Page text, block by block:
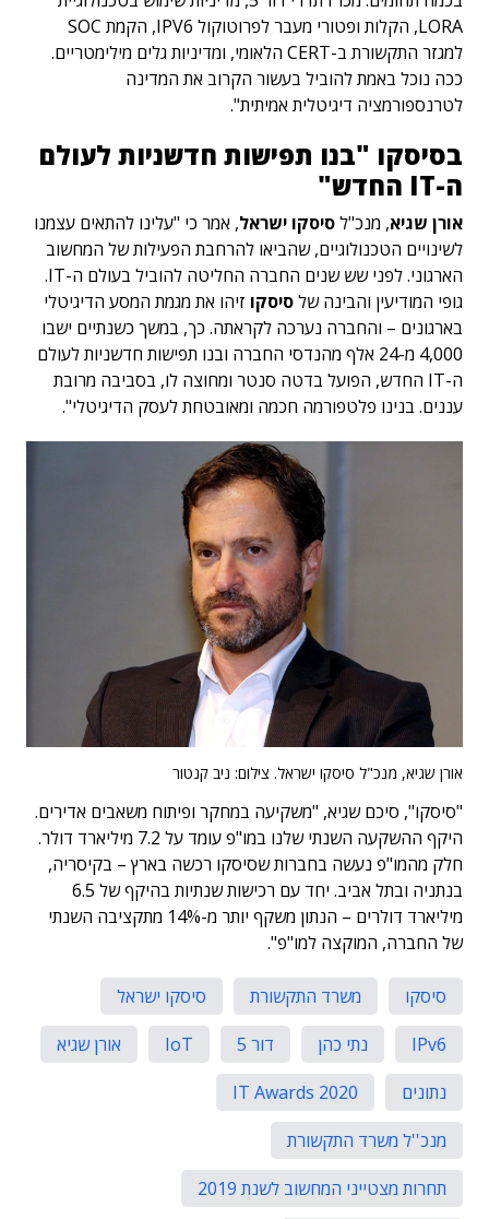
LORA, הקלות ופטורי מעבר לפרוטוקול IPV6, הקמת SOC
למגזר התקשורת ב-CERT הלאומי, ומדיניות גלים מילימטריים.
ככה נוכל באמת להוביל בעשור הקרוב את המדינה
לטרנספורמציה דיגיטלית אמיתית".
בסיסקו "בנו תפישות חדשניות לעולם
ה-IT החדש"
אורן שגיא, מנכ"לסיסקו ישראל, אמר כי "עלינו להתאים עצמנו
לשינויים הטכנולוגיים, שהביאו להרחבת הפעילות של המחשוב
הארגוני. לפני שש שנים החברה החליטה להוביל בעולם ה-IT.
גופי המודיעין והבינה שלסיסקו זיהו את מגמת המסע הדיגיטלי
בארגונים – והחברה נערכה לקראתה. כך, במשך כשנתיים ישבו
4,000 מ-24 אלף מהנדסי החברה ובנו תפישות חדשניות לעולם
ה-IT החדש, הפועל בדטה סנטר ומחוצה לו, בסביבה מרובת
עננים. בנינו פלטפורמה חכמה ומאובטחת לעסק הדיגיטלי".
אורן שגיא, מנכ"ל סיסקו ישראל. צילום: ניב קנטור
"סיסקו", סיכם שגיא, "משקיעה במחקר ופיתוח משאבים אדירים.
היקף ההשקעה השנתי שלנו במו"פ עומד על 7.2 מיליארד דולר.
חלק מהמו"פ נעשה בחברות שסיסקו רכשה בארץ – בקיסריה,
בנתניה ובתל אביב. יחד עם רכישות שנתיות בהיקף של 6.5
מיליארד דולרים – הנתון משקף יותר מ-14% מתקציבה השנתי
של החברה, המוקצה למו"פ".
סיסקו משרד התקשורת
סיסקו ישראל
IPv6
נתי כהן דור 5 IoT
אורן שגיא
נתונים
IT Awards 2020
מנכ''ל משרד התקשורת
תחרות מצטייני המחשוב לשנת 2019